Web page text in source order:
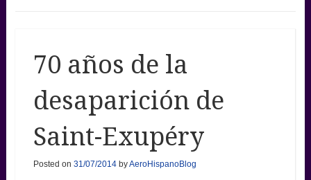
70 años de la
desaparición de
Saint-Exupéry
Posted on 31/07/2014byAeroHispanoBlog